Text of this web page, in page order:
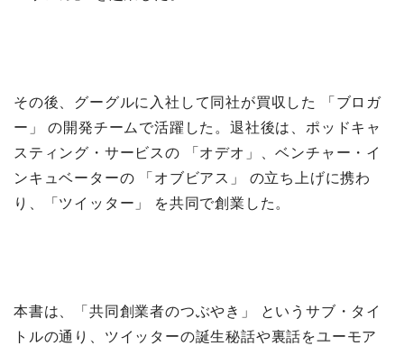
その後、グーグルに入社して同社が買収した 「ブロガ
ー」 の開発チームで活躍した。退社後は、ポッドキャ
スティング・サービスの 「オデオ」、ベンチャー・イ
ンキュベーターの 「オブビアス」 の立ち上げに携わ
り、「ツイッター」 を共同で創業した。
本書は、「共同創業者のつぶやき」 というサブ・タイ
トルの通り、ツイッターの誕生秘話や裏話をユーモア